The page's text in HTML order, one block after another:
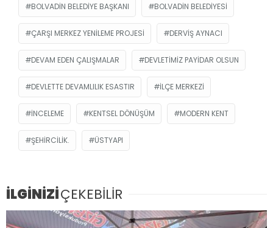
BOLVADIN BELEDIYE BAŞKANI BOLVADIN BELEDIYESI
ÇARŞI MERKEZ YENILEME PROJESI DERVIŞ AYNACI
DEVAM EDEN ÇALIŞMALAR DEVLETIMIZ PAYIDAR OLSUN
DEVLETTE DEVAMLILIK ESASTIR İLÇE MERKEZI
INCELEME KENTSEL DÖNÜŞÜM MODERN KENT
ŞEHIRCILIK. ÜSTYAPI
İLGİNİZİÇEKEBİLİR